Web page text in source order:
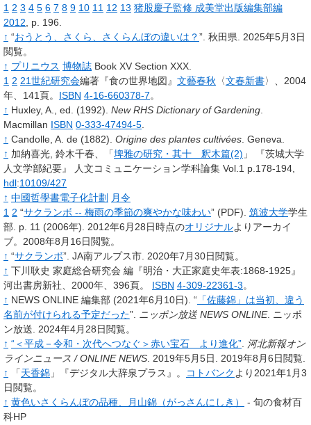
1 2 3 4 5 6 7 8 9 10 11 12 13 猪股慶子監修 成美堂出版編集部編
2012 , p. 196.
↑ “おうとう、さくら、さくらんぼの違いは？”. 秋田県.
2025年5月3日
閲覧。
↑ プリニウス 博物誌 Book XV Section XXX.
1 2 21世紀研究会編著 『食の世界地図』 文藝春秋 〈文春新書〉、2004
年、141頁。 ISBN 4-16-660378-7。
↑ Huxley, A., ed. (1992). New RHS Dictionary of Gardening
Macmillan ISBN 0-333-47494-5
↑ Candolle, A. de (1882). Origine des plantes cultivées . Geneva.
↑ 加納喜光, 鈴木千春、「埤雅の研究・其十 釈木篇(2) 」 『茨城大学
人文学部紀要』 人文コミュニケーション学科論集 Vol.1 p.178-194,
hdl:10109/427
↑ 中國哲學書電子化計劃
月令
1 2 “サクランボ -- 梅雨の季節の爽やかな味わい” (PDF). 筑波大学学生
部.
p. 11 (2006年). 2012年6月28日時点のオリジナルよりアーカイ
ブ。2008年8月16日閲覧。
↑ “サクランボ”. JA南アルプス市. 2020年7月30日閲覧。
↑ 下川耿史 家庭総合研究会 編『明治・大正家庭史年表:1868-1925』
河出書房新社、2000年、396頁。 ISBN 4-309-22361-3。
↑ NEWS ONLINE 編集部 (2021年6月10日). “ 「佐藤錦」は当初、違う
名前が付けられる予定だった”. ニッポン放送 NEWS ONLINE. ニッポ
ン放送.
2024年4月28日閲覧。
↑ “＜平成－令和・次代へつなぐ＞赤い宝石 より進化”
河北新報オン
ラインニュース / ONLINE NEWS . 2019年5月5日 . 2019年8月6日閲覧
↑
「天香錦 」『デジタル大辞泉プラス』 。 コトバンク より2021年1月3
日閲覧。
↑ 黄色いさくらんぼの品種、月山錦（がっさんにしき）
- 旬の食材百
科HP